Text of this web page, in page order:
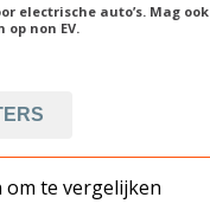
electrische auto’s. Mag ook
non EV.
om te vergelijken